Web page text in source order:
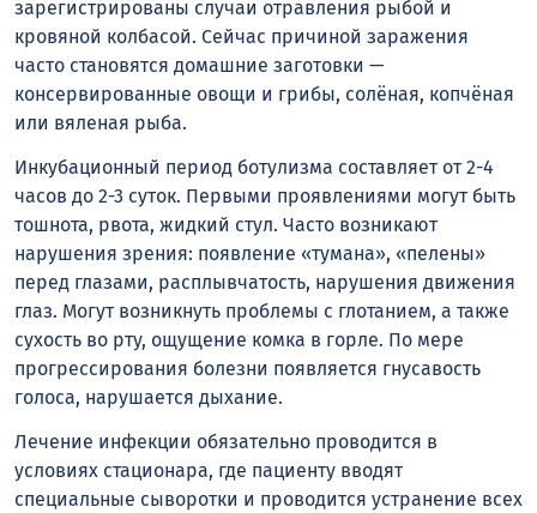
зарегистрированы случаи отравления рыбой и
кровяной колбасой. Сейчас причиной заражения
часто становятся домашние заготовки —
консервированные овощи и грибы, солёная, копчёная
или вяленая рыба.
Инкубационный период ботулизма составляет от 2-4
часов до 2-3 суток. Первыми проявлениями могут быть
тошнота, рвота, жидкий стул. Часто возникают
нарушения зрения: появление «тумана», «пелены»
перед глазами, расплывчатость, нарушения движения
глаз. Могут возникнуть проблемы с глотанием, а также
сухость во рту, ощущение комка в горле. По мере
прогрессирования болезни появляется гнусавость
голоса, нарушается дыхание.
Лечение инфекции обязательно проводится в
условиях стационара, где пациенту вводят
специальные сыворотки и проводится устранение всех